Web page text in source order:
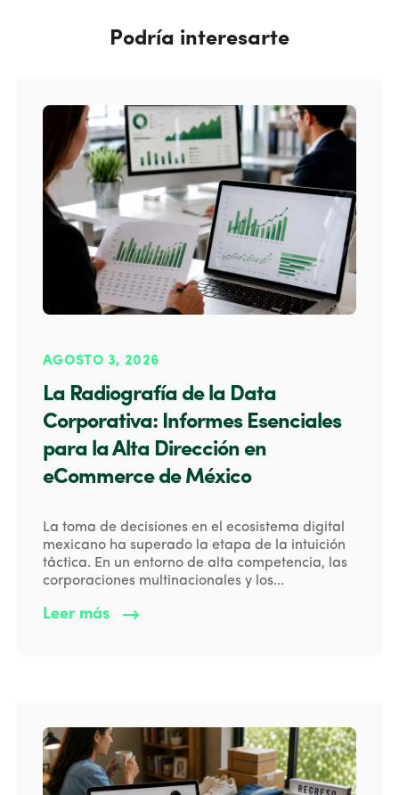
Podría interesarte
AGOSTO 3, 2026
La Radiografía de la Data
Corporativa: Informes Esenciales
para la Alta Dirección en
eCommerce de México
La toma de decisiones en el ecosistema digital
mexicano ha superado la etapa de la intuición
táctica. En un entorno de alta competencia, las
corporaciones multinacionales y los...
Leer más